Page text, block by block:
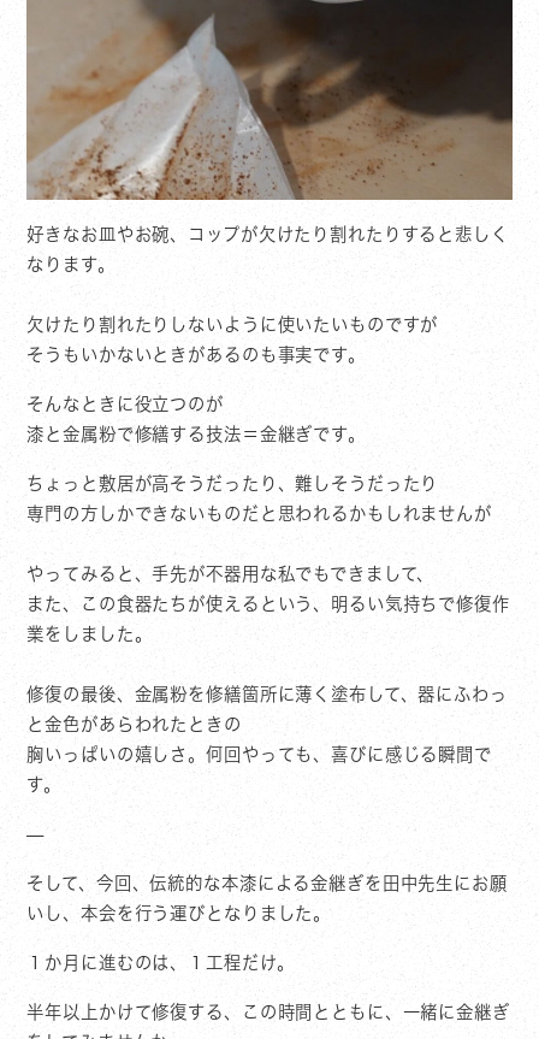
好きなお皿やお碗、コップが欠けたり割れたりすると悲しく
なります。
欠けたり割れたりしないように使いたいものですが
そうもいかないときがあるのも事実です。
そんなときに役立つのが
漆と金属粉で修繕する技法＝金継ぎです。
ちょっと敷居が高そうだったり、難しそうだったり
専門の方しかできないものだと思われるかもしれませんが
やってみると、手先が不器用な私でもできまして、
また、この食器たちが使えるという、明るい気持ちで修復作
業をしました。
修復の最後、金属粉を修繕箇所に薄く塗布して、器にふわっ
と金色があらわれたときの
胸いっぱいの嬉しさ。何回やっても、喜びに感じる瞬間で
す。
—
そして、今回、伝統的な本漆による金継ぎを田中先生にお願
いし、本会を行う運びとなりました。
１か月に進むのは、１工程だけ。
半年以上かけて修復する、この時間とともに、一緒に金継ぎ